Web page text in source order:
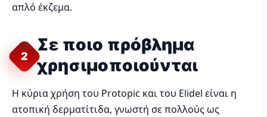
απλό έκζεμα.
2
Σε ποιο πρόβλημα
χρησιμοποιούνται
Η κύρια χρήση του Protopic και του Elidel είναι η
ατοπική δερματίτιδα, γνωστή σε πολλούς ως